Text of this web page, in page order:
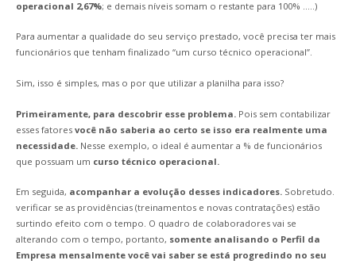
operacional 2,67%; e demais níveis somam o restante para 100% …..)
Para aumentar a qualidade do seu serviço prestado, você precisa ter mais
funcionários que tenham finalizado “um curso técnico operacional”.
Sim, isso é simples, mas o por que utilizar a planilha para isso?
Primeiramente, para descobrir esse problema. Pois sem contabilizar
esses fatores você não saberia ao certo se isso era realmente uma
necessidade. Nesse exemplo, o ideal é aumentar a % de funcionários
que possuam um curso técnico operacional.
Em seguida, acompanhar a evolução desses indicadores. Sobretudo.
verificar se as providências (treinamentos e novas contratações) estão
surtindo efeito com o tempo. O quadro de colaboradores vai se
alterando com o tempo, portanto, somente analisando o Perfil da
Empresa mensalmente você vai saber se está progredindo no seu